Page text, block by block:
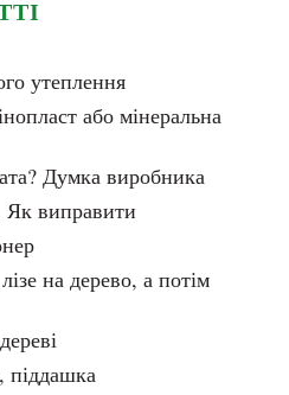
утеплення
або мінеральна
Думка виробника
Як виправити
на дерево, а потім
піддашка